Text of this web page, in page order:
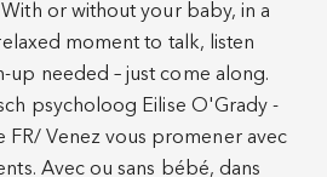
or without your baby, in a
moment to talk, listen
up needed – just come along.
psycholoog Eilise O'Grady -
Venez vous promener avec
Avec ou sans bébé, dans